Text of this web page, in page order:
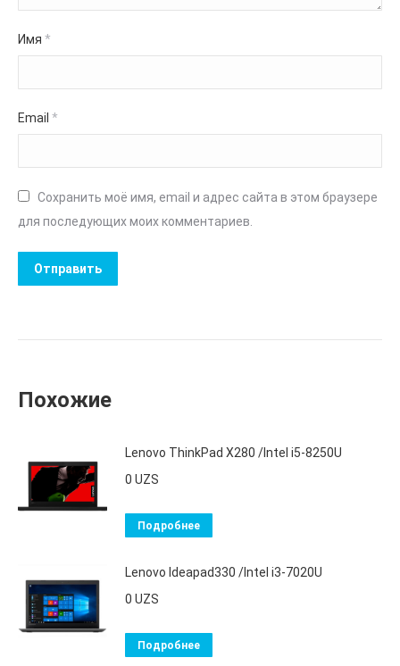
Имя *
Email *
Сохранить моё имя, email и адрес сайта в этом браузере
для последующих моих комментариев.
Похожие
Lenovo ThinkPad X280 /Intel i5-8250U
0 UZS
Подробнее
Lenovo Ideapad330 /Intel i3-7020U
0 UZS
Подробнее